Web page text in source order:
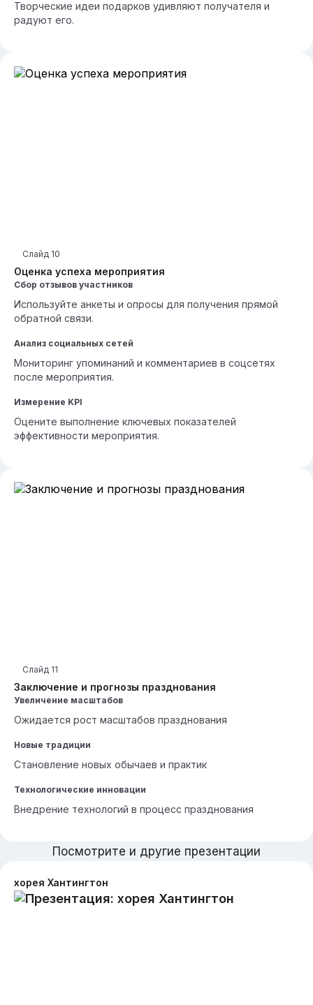
Творческие идеи подарков удивляют получателя и
радуют его.
Оценка успеха мероприятия
Слайд 10
Сбор отзывов участников
Используйте анкеты и опросы для получения прямой
обратной связи.
Анализ социальных сетей
Мониторинг упоминаний и комментариев в соцсетях
после мероприятия.
Измерение KPI
Оцените выполнение ключевых показателей
эффективности мероприятия.
Заключение и прогнозы празднования
Слайд 11
Увеличение масштабов
Ожидается рост масштабов празднования
Новые традиции
Становление новых обычаев и практик
Технологические инновации
Внедрение технологий в процесс празднования
Посмотрите и другие презентации
хорея Хантингтон